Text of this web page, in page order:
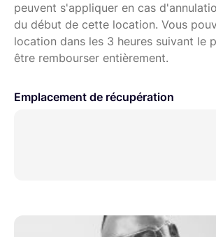
peuvent s'appliquer en cas
du début de cette location. Vous
location dans les 3 heures suivant le
être rembourser entièrement.
Emplacement de récupération